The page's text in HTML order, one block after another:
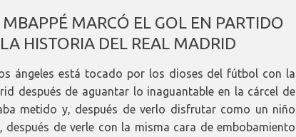
MARCÓ EL GOL EN PARTIDO
HISTORIA DEL REAL MADRID
ángeles está tocado por los dioses del fútbol con la
después de aguantar lo inaguantable en la cárcel de
metido y, después de verlo disfrutar como un niño
de verle con la misma cara de embobamiento